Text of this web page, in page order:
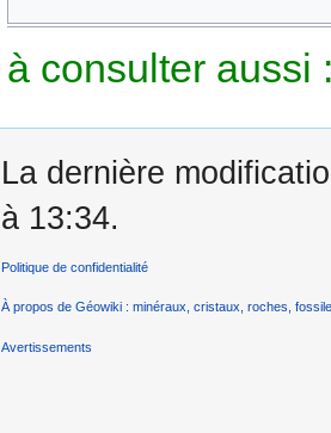
à consulter aussi
La dernière
à 13:34.
Politique de confidentialité
À propos de Géowiki : minéraux, cristaux, roches,
Avertissements